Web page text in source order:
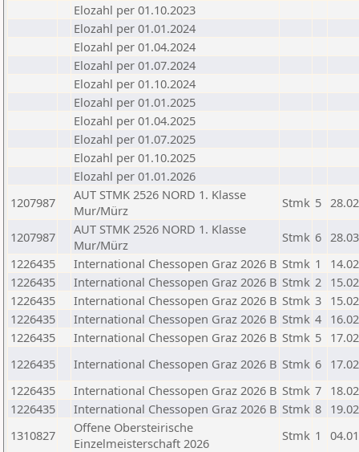
Elozahl per 01.10.2023
Elozahl per 01.01.2024
Elozahl per 01.04.2024
Elozahl per 01.07.2024
Elozahl per 01.10.2024
Elozahl per 01.01.2025
Elozahl per 01.04.2025
Elozahl per 01.07.2025
Elozahl per 01.10.2025
Elozahl per 01.01.2026
1207987
AUT STMK 2526 NORD 1. Klasse
Mur/Mürz
Stmk 5
1207987
AUT STMK 2526 NORD 1. Klasse
Mur/Mürz
Stmk 6
1226435
International Chessopen Graz 2026 B Stmk 1
1226435
International Chessopen Graz 2026 B Stmk 2
1226435
International Chessopen Graz 2026 B Stmk 3
1226435
International Chessopen Graz 2026 B Stmk 4
1226435
International Chessopen Graz 2026 B Stmk 5
1226435
International Chessopen Graz 2026 B Stmk 6
1226435
International Chessopen Graz 2026 B Stmk 7
1226435
International Chessopen Graz 2026 B Stmk 8
1310827
Offene Obersteirische
Einzelmeisterschaft 2026
Stmk 1